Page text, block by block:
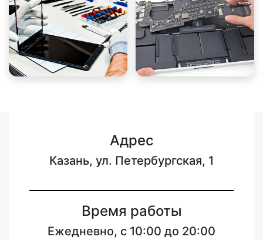
Адрес
Казань, ул. Петербургская, 1
Время работы
Ежедневно, с 10:00 до 20:00